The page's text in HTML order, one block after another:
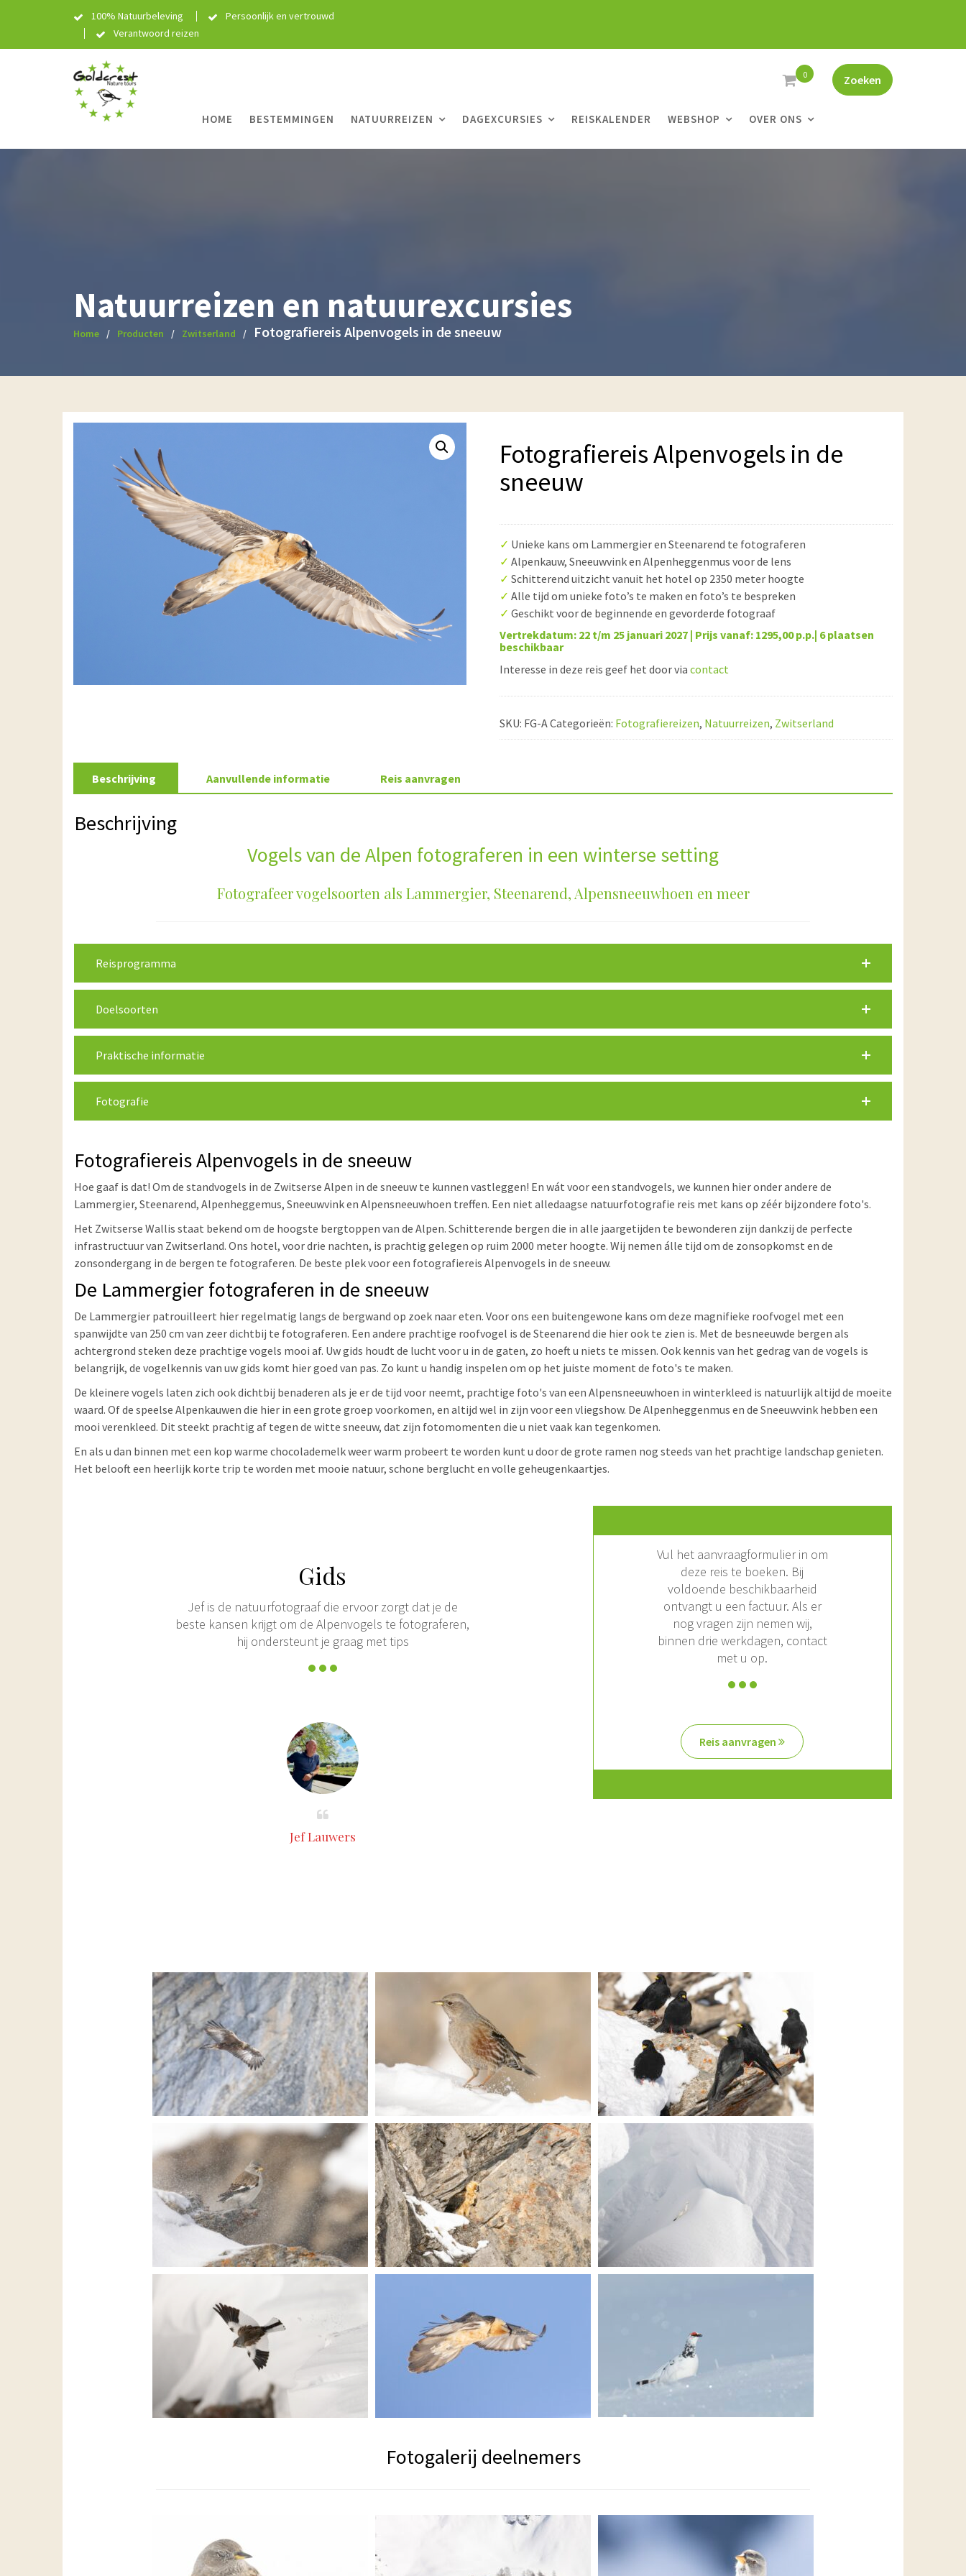
100% Natuurbeleving
Persoonlijk en vertrouwd
Verantwoord reizen
Zoeken
0
HOME BESTEMMINGEN NATUURREIZEN DAGEXCURSIES REISKALENDER WEBSHOP OVER ONS
Natuurreizen en natuurexcursies
Home Producten Zwitserland Fotografiereis Alpenvogels in de sneeuw
Fotografiereis Alpenvogels in de
sneeuw
✓ Unieke kans om Lammergier en Steenarend te fotograferen
✓ Alpenkauw, Sneeuwvink en Alpenheggenmus voor de lens
✓ Schitterend uitzicht vanuit het hotel op 2350 meter hoogte
✓ Alle tijd om unieke foto’s te maken en foto’s te bespreken
✓ Geschikt voor de beginnende en gevorderde fotograaf
Vertrekdatum: 22 t/m 25 januari 2027 | Prijs vanaf: 1295,00 p.p.| 6 plaatsen
beschikbaar
Interesse in deze reis geef het door via contact
SKU: FG-ACategorieën: Fotografiereizen, Natuurreizen, Zwitserland
Beschrijving Aanvullende informatie Reis aanvragen
Beschrijving
Vogels van de Alpen fotograferen in een winterse setting
Fotografeer vogelsoorten als Lammergier, Steenarend, Alpensneeuwhoen en meer
Reisprogramma
Doelsoorten
Praktische informatie
Fotografie
Fotografiereis Alpenvogels in de sneeuw
Hoe gaaf is dat! Om de standvogels in de Zwitserse Alpen in de sneeuw te kunnen vastleggen! En wát voor een standvogels, we kunnen hier onder andere de
Lammergier, Steenarend, Alpenheggemus, Sneeuwvink en Alpensneeuwhoen treffen. Een niet alledaagse natuurfotografie reis met kans op zéér bijzondere foto's.
Het Zwitserse Wallis staat bekend om de hoogste bergtoppen van de Alpen. Schitterende bergen die in alle jaargetijden te bewonderen zijn dankzij de perfecte
infrastructuur van Zwitserland. Ons hotel, voor drie nachten, is prachtig gelegen op ruim 2000 meter hoogte. Wij nemen álle tijd om de zonsopkomst en de
zonsondergang in de bergen te fotograferen. De beste plek voor een fotografiereis Alpenvogels in de sneeuw.
De Lammergier fotograferen in de sneeuw
De Lammergier patrouilleert hier regelmatig langs de bergwand op zoek naar eten. Voor ons een buitengewone kans om deze magnifieke roofvogel met een
spanwijdte van 250 cm van zeer dichtbij te fotograferen. Een andere prachtige roofvogel is de Steenarend die hier ook te zien is. Met de besneeuwde bergen als
achtergrond steken deze prachtige vogels mooi af. Uw gids houdt de lucht voor u in de gaten, zo hoeft u niets te missen. Ook kennis van het gedrag van de vogels is
belangrijk, de vogelkennis van uw gids komt hier goed van pas. Zo kunt u handig inspelen om op het juiste moment de foto's te maken.
De kleinere vogels laten zich ook dichtbij benaderen als je er de tijd voor neemt, prachtige foto's van een Alpensneeuwhoen in winterkleed is natuurlijk altijd de moeite
waard. Of de speelse Alpenkauwen die hier in een grote groep voorkomen, en altijd wel in zijn voor een vliegshow. De Alpenheggenmus en de Sneeuwvink hebben een
mooi verenkleed. Dit steekt prachtig af tegen de witte sneeuw, dat zijn fotomomenten die u niet vaak kan tegenkomen.
En als u dan binnen met een kop warme chocolademelk weer warm probeert te worden kunt u door de grote ramen nog steeds van het prachtige landschap genieten.
Het belooft een heerlijk korte trip te worden met mooie natuur, schone berglucht en volle geheugenkaartjes.
Gids
Jef is de natuurfotograaf die ervoor zorgt dat je de
beste kansen krijgt om de Alpenvogels te fotograferen,
hij ondersteunt je graag met tips
Jef Lauwers
Vul het aanvraagformulier in om
deze reis te boeken. Bij
voldoende beschikbaarheid
ontvangt u een factuur. Als er
nog vragen zijn nemen wij,
binnen drie werkdagen, contact
met u op.
Reis aanvragen
Fotogalerij deelnemers